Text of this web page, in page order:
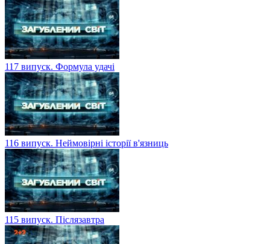
117 випуск. Формула удачі
116 випуск. Неймовірні історії в'язниць
115 випуск. Післязавтра